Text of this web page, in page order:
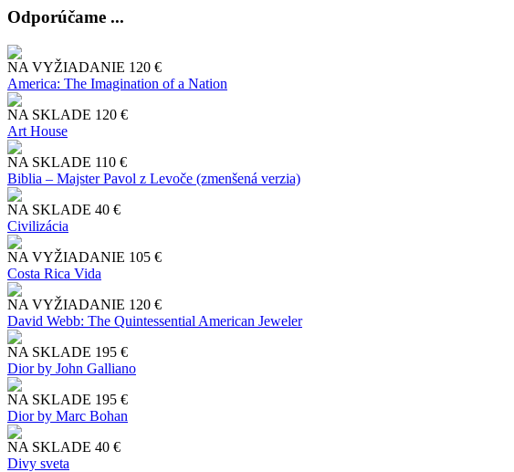
Odporúčame ...
NA VYŽIADANIE 120 €
America: The Imagination of a Nation
NA SKLADE 120 €
Art House
NA SKLADE 110 €
Biblia – Majster Pavol z Levoče (zmenšená verzia)
NA SKLADE 40 €
Civilizácia
NA VYŽIADANIE 105 €
Costa Rica Vida
NA VYŽIADANIE 120 €
David Webb: The Quintessential American Jeweler
NA SKLADE 195 €
Dior by John Galliano
NA SKLADE 195 €
Dior by Marc Bohan
NA SKLADE 40 €
Divy sveta